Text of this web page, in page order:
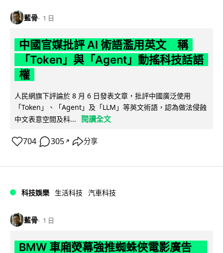
藍骨 1 日
中國官媒批評 AI 術語濫用英文 稱
「Token」與「Agent」動搖科技話語
權
人民網旗下評論於 8 月 6 日發表文章，批評中國廣泛使用
「Token」、「Agent」及「LLM」等英文術語，認為做法侵蝕
中文表意空間及科...
閱讀全文
704 305 ↗ 分享
科技娛樂 生活科技 汽車科技
藍骨 1 日
BMW 車廂熒幕強推蜘蛛俠電影廣告